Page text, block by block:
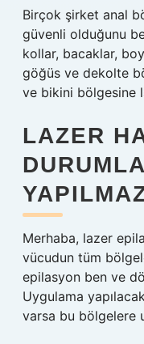
Birçok şirket anal
güvenli olduğunu
kollar, bacaklar,
göğüs ve dekolte
ve bikini bölgesine
LAZER
Merhaba, lazer
vücudun tüm
epilasyon ben ve
Uygulama
varsa bu bölgelere